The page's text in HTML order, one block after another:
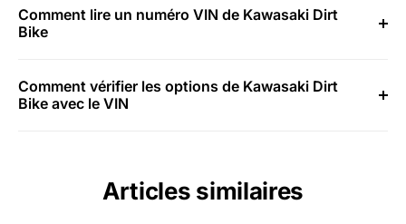
Comment lire un numéro VIN de Kawasaki Dirt
Bike
Comment vérifier les options de Kawasaki Dirt
Bike avec le VIN
Articles similaires